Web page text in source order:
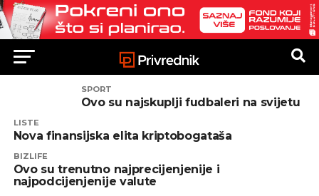
SPORT
Ovo su najskuplji fudbaleri na svijetu
LISTE
Nova finansijska elita kriptobogataša
BIZLIFE
Ovo su trenutno najprecijenjenije i
najpodcijenjenije valute